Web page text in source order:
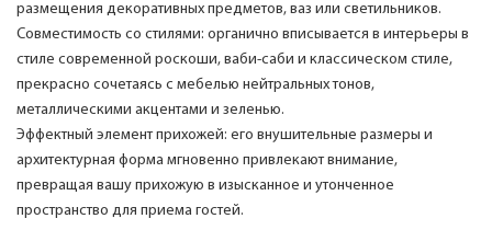
размещения декоративных предметов, ваз или светильников.
Совместимость со стилями: органично вписывается в интерьеры в
стиле современной роскоши, ваби-саби и классическом стиле,
прекрасно сочетаясь с мебелью нейтральных тонов,
металлическими акцентами и зеленью.
Эффектный элемент прихожей: его внушительные размеры и
архитектурная форма мгновенно привлекают внимание,
превращая вашу прихожую в изысканное и утонченное
пространство для приема гостей.